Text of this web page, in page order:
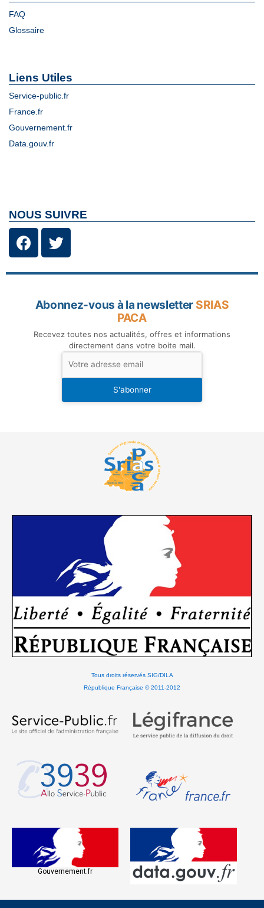
FAQ
Glossaire
Liens Utiles
Service-public.fr
France.fr
Gouvernement.fr
Data.gouv.fr
NOUS SUIVRE
Abonnez-vous à la newsletter SRIAS
PACA
Recevez toutes nos actualités, offres et informations
directement dans votre boite mail.
S'abonner
Tous droits réservés SIG/DILA
République Française © 2011-2012
Gouvernement.fr